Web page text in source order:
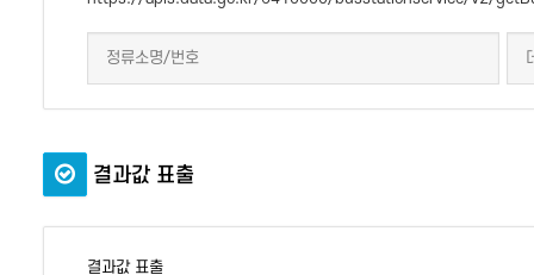
결과값 표출
결과값 표출